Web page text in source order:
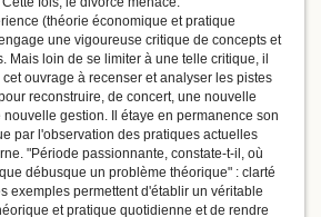
(théorie économique et pratique
une vigoureuse critique de concepts et
Mais loin de se limiter à une telle critique, il
ouvrage à recenser et analyser les pistes
reconstruire, de concert, une nouvelle
gestion. Il étaye en permanence son
par l'observation des pratiques actuelles
"Période passionnante, constate-t-il, où
débusque un problème théorique" : clarté
exemples permettent d'établir un véritable
et pratique quotidienne et de rendre